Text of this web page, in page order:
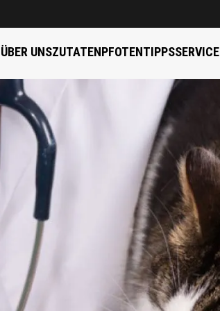
ÜBER UNSZUTATENPFOTENTIPPSSERVICE